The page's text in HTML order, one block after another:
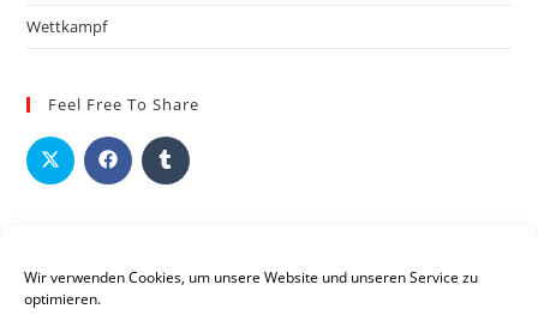
Wir verwenden Cookies, um unsere Website und unseren Service zu
optimieren.
Wettkampf
Feel Free To Share